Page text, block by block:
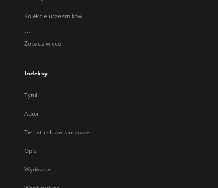
Kolekcje uczestników
...
Zobacz więcej
Indeksy
Tytuł
Autor
Temat i słowa kluczowe
Opis
Wydawca